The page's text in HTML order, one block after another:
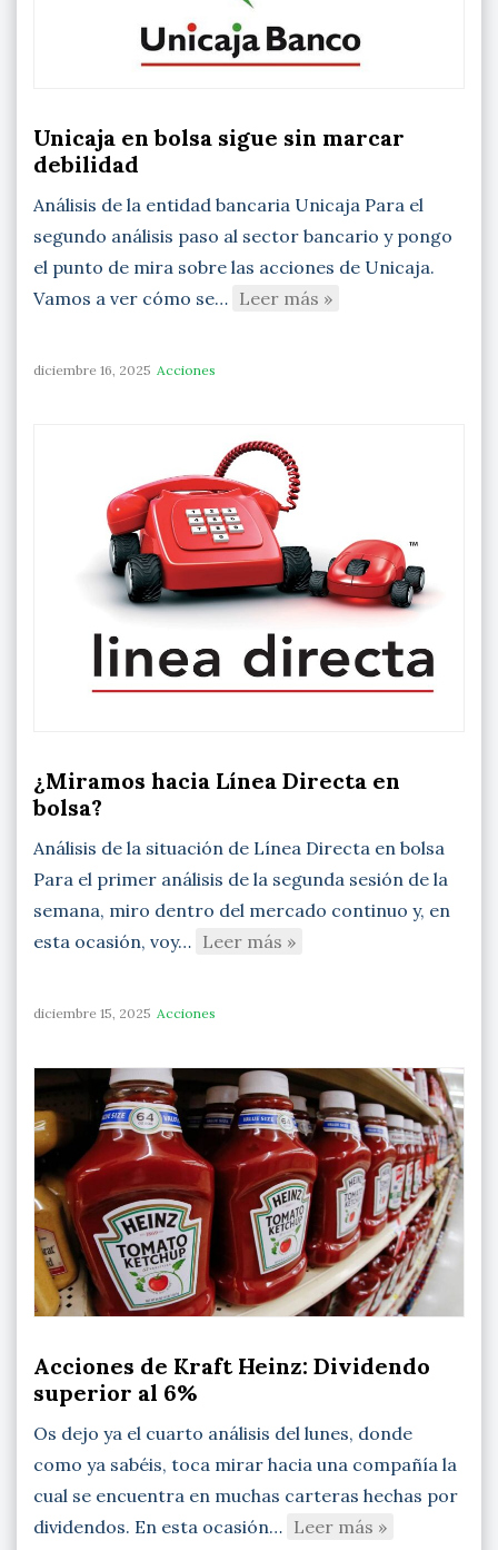
Unicaja en bolsa sigue sin marcar
debilidad
Análisis de la entidad bancaria Unicaja Para el
segundo análisis paso al sector bancario y pongo
el punto de mira sobre las acciones de Unicaja.
Vamos a ver cómo se… Leer más »
diciembre 16, 2025 Acciones
¿Miramos hacia Línea Directa en
bolsa?
Análisis de la situación de Línea Directa en bolsa
Para el primer análisis de la segunda sesión de la
semana, miro dentro del mercado continuo y, en
esta ocasión, voy… Leer más »
diciembre 15, 2025 Acciones
Acciones de Kraft Heinz: Dividendo
superior al 6%
Os dejo ya el cuarto análisis del lunes, donde
como ya sabéis, toca mirar hacia una compañía la
cual se encuentra en muchas carteras hechas por
dividendos. En esta ocasión… Leer más »